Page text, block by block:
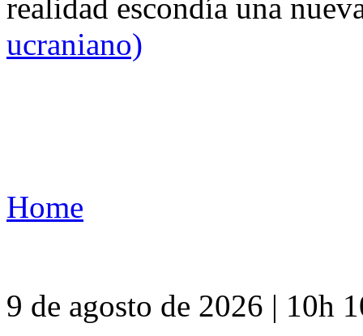
realidad escondía una
ucraniano)
Home
9 de agosto de 2026 | 10h